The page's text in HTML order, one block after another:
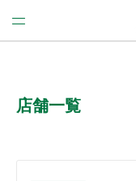
店舗一覧